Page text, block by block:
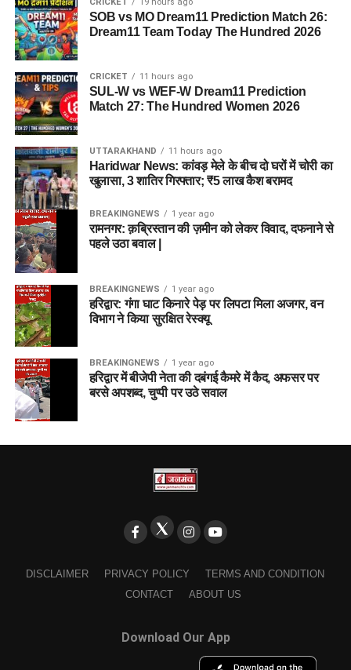
SOB vs MO Dream11 Prediction Match 26:
Dream11 Team Today The Hundred 2026
CRICKET 11 hours ago
SUL-W vs WEF-W Dream11 Prediction
Match 27: The Hundred Women 2026
UTTARAKHAND 11 hours ago
Haridwar News: कांवड़ मेले के बीच दो घरों में चोरी का
खुलासा, 3 शातिर गिरफ्तार; ₹5 लाख कैश बरामद
BREAKINGNEWS 1 year ago
रामनगर: क़ब्रिस्तान की ज़मीन को लेकर विवाद, दफनाने से
पहले उठा बवाल |
BREAKINGNEWS 1 year ago
हरिद्वार: गंगा घाट किनारे पेड़ पर लिपटा मिला अजगर, वन
विभाग ने किया सुरक्षित रेस्क्यू
BREAKINGNEWS 1 year ago
हरिद्वार में बीजेपी नेता की दबंगई कैमरे में कैद, अफसर पर
बरसे अपशब्द, चुप्पी पर उठे सवाल
DISCLAIMER PRIVACY POLICY
TERMS AND CONDITION
CONTACT
ABOUT US
Download Our App